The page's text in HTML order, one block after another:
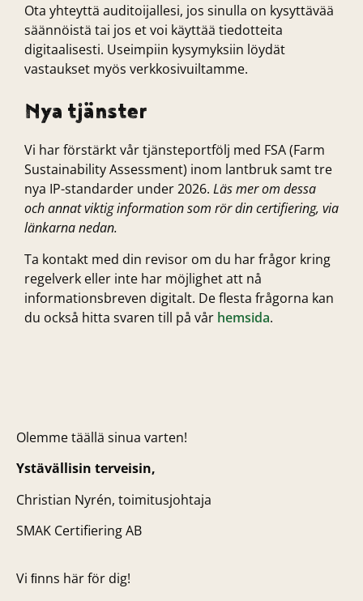
Ota yhteyttä auditoijallesi, jos sinulla on kysyttävää
säännöistä tai jos et voi käyttää tiedotteita
digitaalisesti. Useimpiin kysymyksiin löydät
vastaukset myös verkkosivuiltamme.
Nya tjänster
Vi har förstärkt vår tjänsteportfölj med FSA (Farm
Sustainability Assessment) inom lantbruk samt tre
nya IP-standarder under 2026. Läs mer om dessa
och annat viktig information som rör din certifiering, via
länkarna nedan.
Ta kontakt med din revisor om du har frågor kring
regelverk eller inte har möjlighet att nå
informationsbreven digitalt. De flesta frågorna kan
du också hitta svaren till på vår hemsida.
Olemme täällä sinua varten!
Ystävällisin terveisin,
Christian Nyrén, toimitusjohtaja
SMAK Certifiering AB
Vi ﬁnns här för dig!